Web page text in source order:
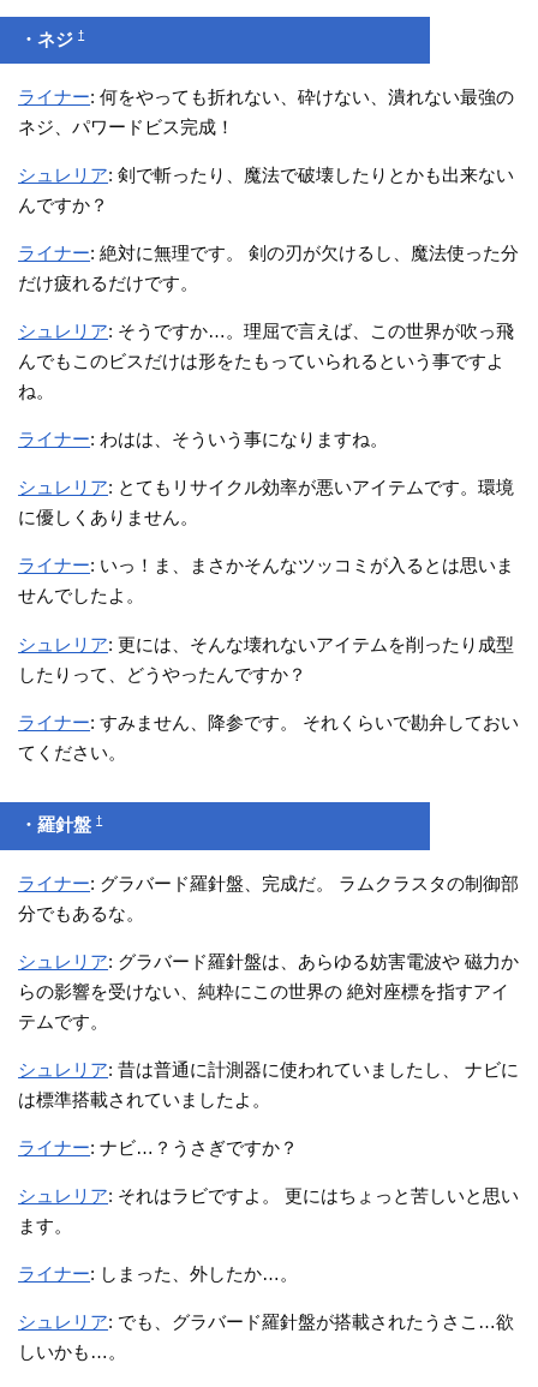
・ネジ†
ライナー: 何をやっても折れない、砕けない、潰れない最強の
ネジ、パワードビス完成！
シュレリア: 剣で斬ったり、魔法で破壊したりとかも出来ない
んですか？
ライナー: 絶対に無理です。 剣の刃が欠けるし、魔法使った分
だけ疲れるだけです。
シュレリア: そうですか…。理屈で言えば、この世界が吹っ飛
んでもこのビスだけは形をたもっていられるという事ですよ
ね。
ライナー: わはは、そういう事になりますね。
シュレリア: とてもリサイクル効率が悪いアイテムです。環境
に優しくありません。
ライナー: いっ！ま、まさかそんなツッコミが入るとは思いま
せんでしたよ。
シュレリア: 更には、そんな壊れないアイテムを削ったり成型
したりって、どうやったんですか？
ライナー: すみません、降参です。 それくらいで勘弁しておい
てください。
・羅針盤†
ライナー: グラバード羅針盤、完成だ。 ラムクラスタの制御部
分でもあるな。
シュレリア: グラバード羅針盤は、あらゆる妨害電波や 磁力か
らの影響を受けない、純粋にこの世界の 絶対座標を指すアイ
テムです。
シュレリア: 昔は普通に計測器に使われていましたし、 ナビに
は標準搭載されていましたよ。
ライナー: ナビ…？うさぎですか？
シュレリア: それはラビですよ。 更にはちょっと苦しいと思い
ます。
ライナー: しまった、外したか…。
シュレリア: でも、グラバード羅針盤が搭載されたうさこ…欲
しいかも…。